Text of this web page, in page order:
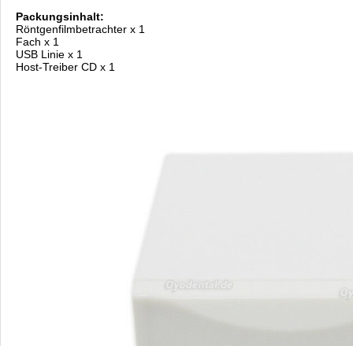
Packungsinhalt:
Röntgenfilmbetrachter x 1
Fach x 1
USB Linie x 1
Host-Treiber CD x 1